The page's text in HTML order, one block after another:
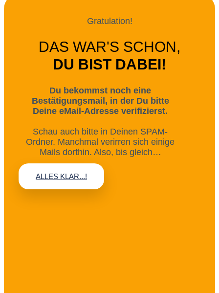
Gratulation!
DAS WAR'S SCHON,
DU BIST DABEI!
Du bekommst noch eine
Bestätigungsmail, in der Du bitte
Deine eMail-Adresse verifizierst.
Schau auch bitte in Deinen SPAM-
Ordner. Manchmal verirren sich einige
Mails dorthin. Also, bis gleich…
ALLES KLAR...!